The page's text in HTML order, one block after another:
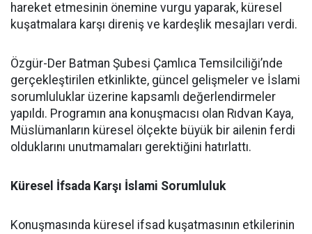
hareket etmesinin önemine vurgu yaparak, küresel
kuşatmalara karşı direniş ve kardeşlik mesajları verdi.
Özgür-Der Batman Şubesi Çamlıca Temsilciliği’nde
gerçekleştirilen etkinlikte, güncel gelişmeler ve İslami
sorumluluklar üzerine kapsamlı değerlendirmeler
yapıldı. Programın ana konuşmacısı olan Rıdvan Kaya,
Müslümanların küresel ölçekte büyük bir ailenin ferdi
olduklarını unutmamaları gerektiğini hatırlattı.
Küresel İfsada Karşı İslami Sorumluluk
Konuşmasında küresel ifsad kuşatmasının etkilerinin